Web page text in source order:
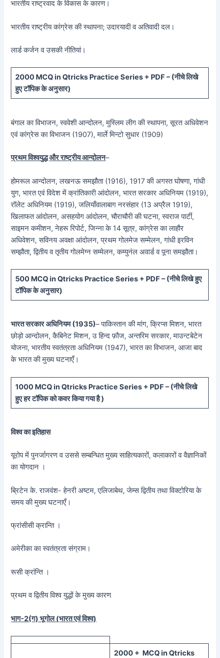
भारतीय राष्ट्रवाद के विकास के कारण।
भारतीय राष्ट्रीय कांग्रेस की स्थापना; उदारयादी व अतिवादी दल।
लार्ड कर्जन व उसकी नीतियां।
2000 MCQ in Qtricks Practice Series + PDF – (नीचेलिखे
हुए टॉपिक के अनुसार)
बंगाल का विभाजन, स्ववेशी आन्दोलन, मुस्लिम लीग की स्थापना, सूरत अधिवेशन
एवं कांग्रेस का विभाजन (1907), मार्ले मिन्टो सुधार (1909)
प्रथम विश्वयुद्ध और राष्ट्रीय आन्दोलन–
होमरूल आन्दोलन, लखनऊ समझौता (1916), 1917 की अगस्त घोषणा, गांधी
युग, भारत एवं विदेश में क्रांतिकारी आंदोलन, भारत सरकार अधिनियम (1919),
रॉलेट अधिनियम (1919), जलियाँवालाबाग नरसंहार (13 अप्रैल 1919),
खिलाफत आंदोलन, असहयोग आंदोलन, चौराचौरी की घटना, स्वराज पार्टी,
साइमन कमीशन, नेहरू रिपोर्ट, जिन्ना के 14 सूत्र, कांग्रेस का लाहौर
अधिवेशन, सविनय अवक्षा आंदोलन, प्रथम गोलमेज सम्मेलन, गांधी इरविन
सम्झौता, द्वितीय व तृतीय गोलमेग्न सम्मेलन, कम्युनंल अवार्ड व पूना समझौता।
500 MCQ in Qtricks Practice Series + PDF – (नीचेलिखे हुए
टॉपिक के अनुसार)
भारत सरकार अधिनियम (1935)– पाकिस्तान की मांग, क्रिप्स मिशन, भारत
छोड़ो आन्दोलन, कैबिनेट मिशन, उ हिन्द फ़ौज, अन्तरिम सरकार, माउन्टबेटेन
योजना, भारतीय स्वतंत्रता अधिनियम (1947), भारत का विभाजन, आजा बाद
के भारत की मुख्य घटनाएँ।
1000 MCQ in Qtricks Practice Series + PDF – (नीचेलिखे
हुएहर टॉपिक को कवर किया गया है )
विश्व का इतिहास
यूरोप में पुनर्जागरण व उससे सम्बन्धित मुख्य साहित्यकारों, कलाकारों व वैज्ञानिकों
का योगदान ।
ब्रिटेन के. राजवंश- हेनरी अष्टम, एलिजाबेथ, जेम्स द्वितीय तथा विक्टोरिया के
समय की मुख्य घटनाएँ।
फ्रांसीसी क्रान्ति ।
अमेरीका का स्वतंत्रता संग्राम।
रूसी क्रांन्ति ।
प्रथम व द्वितीय विश्व युद्धों के मुख्य कारण
भाग-2(ग) भूगोल (भारत एवं विश्व)
2000 + MCQ in Qtricks